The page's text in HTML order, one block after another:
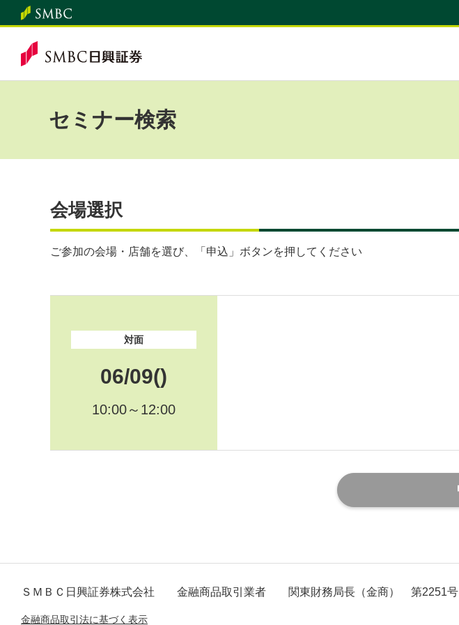
セミナー検索
会場選択
ご参加の会場・店舗を選び、「申込」ボタンを押してください
対面
06/09()
10:00～12:00
ＳＭＢＣ日興証券株式会社 金融商品取引業者 関東財務局長（金商） 第2251号
金融商品取引法に基づく表示